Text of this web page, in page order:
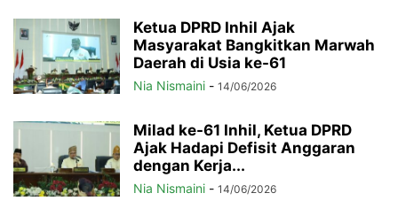
Ketua DPRD Inhil Ajak
Masyarakat Bangkitkan Marwah
Daerah di Usia ke-61
Nia Nismaini - 14/06/2026
Milad ke-61 Inhil, Ketua DPRD
Ajak Hadapi Defisit Anggaran
dengan Kerja...
Nia Nismaini - 14/06/2026